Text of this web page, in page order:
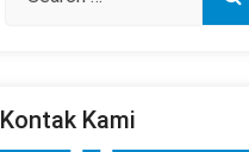
Kontak Kami